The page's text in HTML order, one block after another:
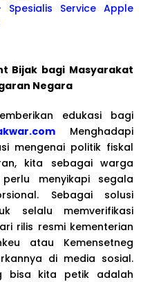
Service Apple
Bijak bagi Masyarakat
Negara
edukasi bagi
Menghadapi
mengenai politik fiskal
kita sebagai warga
menyikapi segala
Sebagai solusi
selalu memverifikasi
rilis resmi kementerian
atau Kemensetneg
di media sosial.
bisa kita petik adalah